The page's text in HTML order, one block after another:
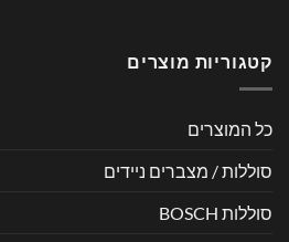
קטגוריות מוצרים
כל המוצרים
סוללות / מצברים ניידים
סוללות BOSCH